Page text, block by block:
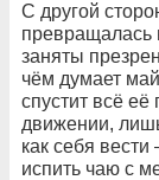
С другой
превращалась
заняты
чём думает
спустит всё
движении,
как себя
испить чаю с